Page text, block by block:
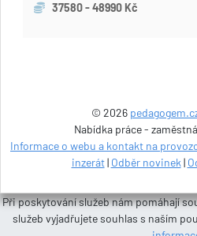
37580 - 48990 Kč
© 2026
Nabídka práce -
Informace o webu a kontakt na
inzerát| Odběr novinek |
Při poskytování služeb nám pomáhají
služeb vyjadřujete souhlas s naším